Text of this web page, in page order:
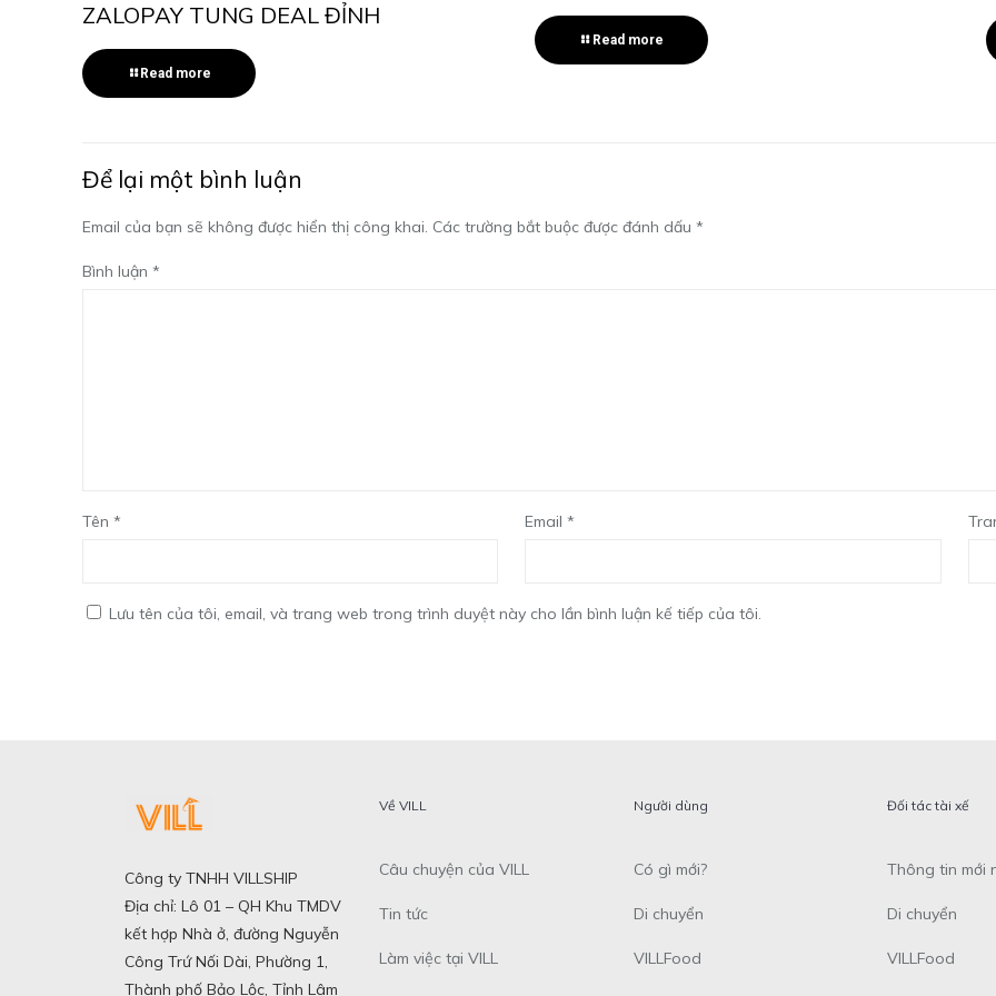
ZALOPAY TUNG DEAL ĐỈNH
Read more
Read more
Để lại một bình luận
Email của bạn sẽ không được hiển thị công khai. Các trường bắt buộc được đánh dấu *
Bình luận *
Tên * Email*
Lưu tên của tôi, email, và trang web trong trình duyệt này cho lần bình luận kế tiếp của tôi.
Công ty TNHH VILLSHIP
Địa chỉ: Lô 01 – QH Khu TMDV
kết hợp Nhà ở, đường Nguyễn
Công Trứ Nối Dài, Phường 1,
Thành phố Bảo Lộc, Tỉnh Lâm
Về VILL
Câu chuyện của VILL
Tin tức
Làm việc tại VILL
Người dùng
Có gì mới?
Di chuyển
VILLFood
Đối tác tài xế
Thông tin mới
Di chuyển
VILLFood